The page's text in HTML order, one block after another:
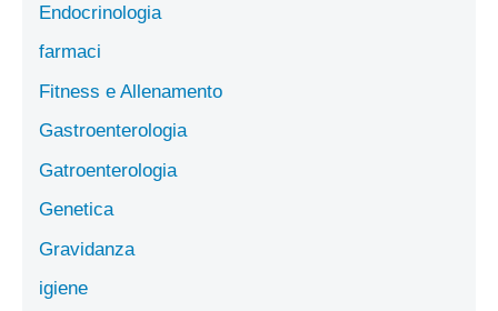
Endocrinologia
farmaci
Fitness e Allenamento
Gastroenterologia
Gatroenterologia
Genetica
Gravidanza
igiene